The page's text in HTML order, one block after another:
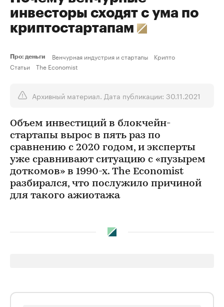
инвесторы сходят с ума по
криптостартапам
Про: деньги Венчурная индустрия и стартапы
Крипто
Статьи
The Economist
Архивный материал. Дата публикации: 30.11.2021
Объем инвестиций в блокчейн-
стартапы вырос в пять раз по
сравнению с 2020 годом, и эксперты
уже сравнивают ситуацию с «пузырем
доткомов» в 1990-х. The Economist
разбирался, что послужило причиной
для такого ажиотажа